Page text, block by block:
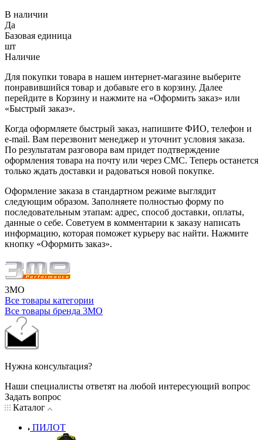
В наличии
Да
Базовая единица
шт
Наличие
Для покупки товара в нашем интернет-магазине выберите
понравившийся товар и добавьте его в корзину. Далее
перейдите в Корзину и нажмите на «Оформить заказ» или
«Быстрый заказ».
Когда оформляете быстрый заказ, напишите ФИО, телефон и
e-mail. Вам перезвонит менеджер и уточнит условия заказа.
По результатам разговора вам придет подтверждение
оформления товара на почту или через СМС. Теперь останется
только ждать доставки и радоваться новой покупке.
Оформление заказа в стандартном режиме выглядит
следующим образом. Заполняете полностью форму по
последовательным этапам: адрес, способ доставки, оплаты,
данные о себе. Советуем в комментарии к заказу написать
информацию, которая поможет курьеру вас найти. Нажмите
кнопку «Оформить заказ».
3MO
Все товары категории
Все товары бренда 3MO
Нужна консультация?
Наши специалисты ответят на любой интересующий вопрос
Задать вопрос
Каталог
ПИЛОТ